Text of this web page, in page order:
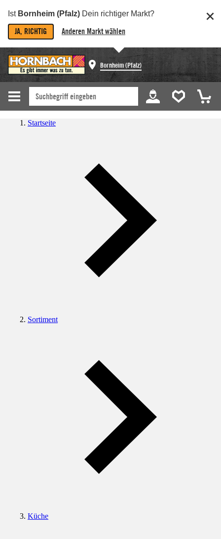
Ist Bornheim (Pfalz) Dein richtiger Markt?
JA, RICHTIG Anderen Markt wählen
Bornheim (Pfalz)
Startseite
Sortiment
Küche